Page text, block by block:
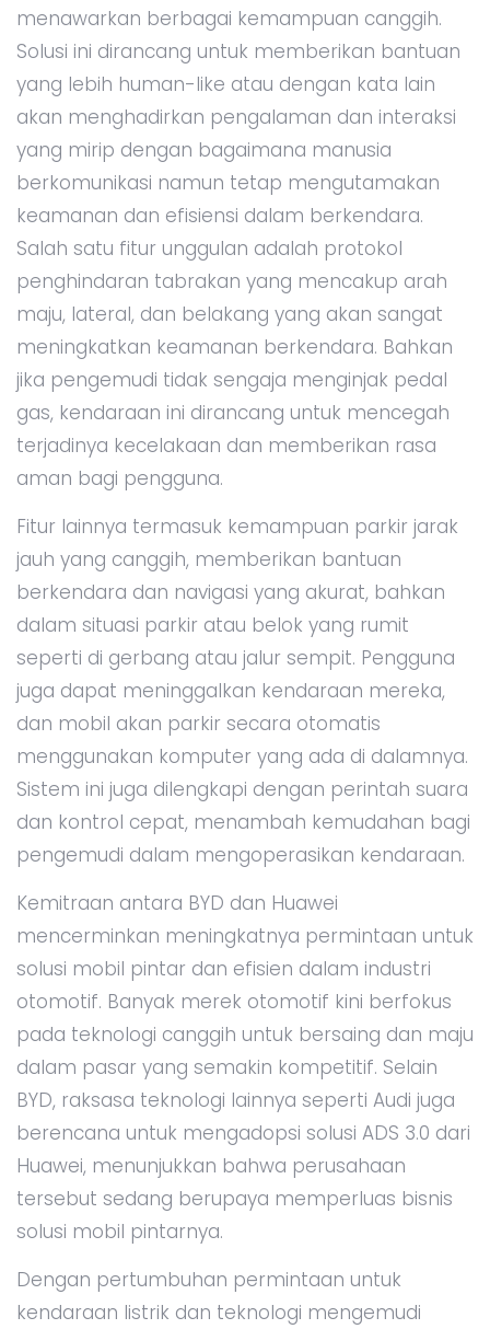
menawarkan berbagai kemampuan canggih.
Solusi ini dirancang untuk memberikan bantuan
yang lebih human-like atau dengan kata lain
akan menghadirkan pengalaman dan interaksi
yang mirip dengan bagaimana manusia
berkomunikasi namun tetap mengutamakan
keamanan dan efisiensi dalam berkendara.
Salah satu fitur unggulan adalah protokol
penghindaran tabrakan yang mencakup arah
maju, lateral, dan belakang yang akan sangat
meningkatkan keamanan berkendara. Bahkan
jika pengemudi tidak sengaja menginjak pedal
gas, kendaraan ini dirancang untuk mencegah
terjadinya kecelakaan dan memberikan rasa
aman bagi pengguna.
Fitur lainnya termasuk kemampuan parkir jarak
jauh yang canggih, memberikan bantuan
berkendara dan navigasi yang akurat, bahkan
dalam situasi parkir atau belok yang rumit
seperti di gerbang atau jalur sempit. Pengguna
juga dapat meninggalkan kendaraan mereka,
dan mobil akan parkir secara otomatis
menggunakan komputer yang ada di dalamnya.
Sistem ini juga dilengkapi dengan perintah suara
dan kontrol cepat, menambah kemudahan bagi
pengemudi dalam mengoperasikan kendaraan.
Kemitraan antara BYD dan Huawei
mencerminkan meningkatnya permintaan untuk
solusi mobil pintar dan efisien dalam industri
otomotif. Banyak merek otomotif kini berfokus
pada teknologi canggih untuk bersaing dan maju
dalam pasar yang semakin kompetitif. Selain
BYD, raksasa teknologi lainnya seperti Audi juga
berencana untuk mengadopsi solusi ADS 3.0 dari
Huawei, menunjukkan bahwa perusahaan
tersebut sedang berupaya memperluas bisnis
solusi mobil pintarnya.
Dengan pertumbuhan permintaan untuk
kendaraan listrik dan teknologi mengemudi